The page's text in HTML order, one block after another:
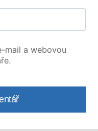
mail a webovou